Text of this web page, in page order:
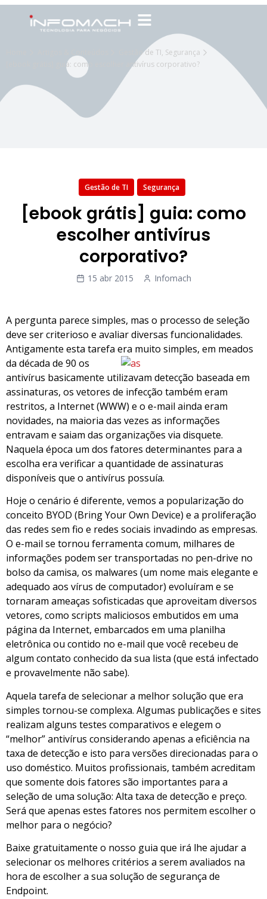
Gestão de TI, Segurança
[ebook grátis] guia: como escolher antivírus corporativo?
Gestão de TI Segurança
[ebook grátis] guia: como
escolher antivírus
corporativo?
15 abr 2015 Infomach
A pergunta parece simples, mas o processo de seleção
deve ser criterioso e avaliar diversas funcionalidades.
Antigamente esta tarefa era muito simples, em meados
da década de 90 os
antivírus basicamente utilizavam detecção baseada em
assinaturas, os vetores de infecção também eram
restritos, a Internet (WWW) e o e-mail ainda eram
novidades, na maioria das vezes as informações
entravam e saiam das organizações via disquete.
Naquela época um dos fatores determinantes para a
escolha era verificar a quantidade de assinaturas
disponíveis que o antivírus possuía.
Hoje o cenário é diferente, vemos a popularização do
conceito BYOD (Bring Your Own Device) e a proliferação
das redes sem fio e redes sociais invadindo as empresas.
O e-mail se tornou ferramenta comum, milhares de
informações podem ser transportadas no pen-drive no
bolso da camisa, os malwares (um nome mais elegante e
adequado aos vírus de computador) evoluíram e se
tornaram ameaças sofisticadas que aproveitam diversos
vetores, como scripts maliciosos embutidos em uma
página da Internet, embarcados em uma planilha
eletrônica ou contido no e-mail que você recebeu de
algum contato conhecido da sua lista (que está infectado
e provavelmente não sabe).
Aquela tarefa de selecionar a melhor solução que era
simples tornou-se complexa. Algumas publicações e sites
realizam alguns testes comparativos e elegem o
“melhor” antivírus considerando apenas a eficiência na
taxa de detecção e isto para versões direcionadas para o
uso doméstico. Muitos profissionais, também acreditam
que somente dois fatores são importantes para a
seleção de uma solução: Alta taxa de detecção e preço.
Será que apenas estes fatores nos permitem escolher o
melhor para o negócio?
Baixe gratuitamente o nosso guia que irá lhe ajudar a
selecionar os melhores critérios a serem avaliados na
hora de escolher a sua solução de segurança de
Endpoint.